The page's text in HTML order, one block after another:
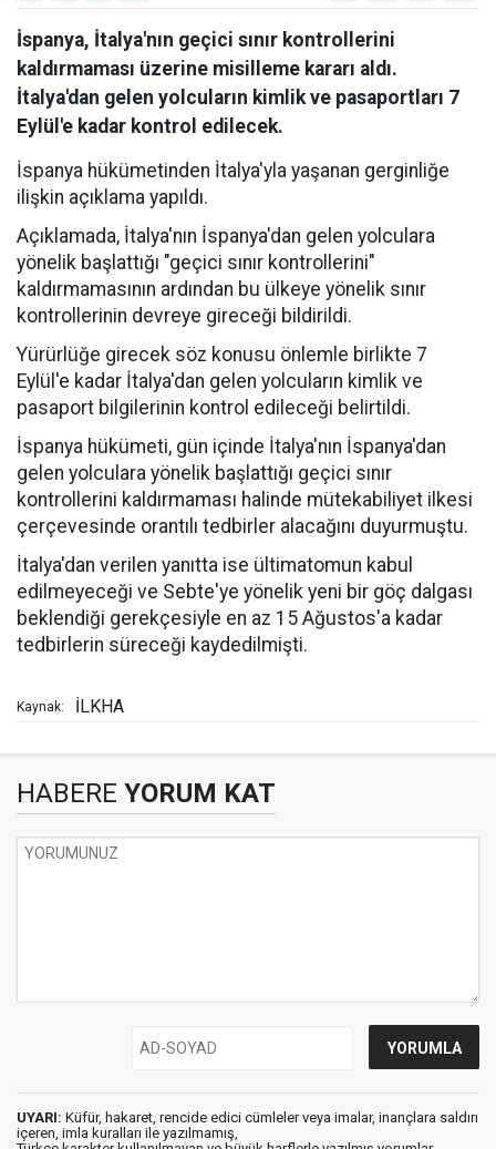
İspanya, İtalya'nın geçici sınır kontrollerini
kaldırmaması üzerine misilleme kararı aldı.
İtalya'dan gelen yolcuların kimlik ve pasaportları 7
Eylül'e kadar kontrol edilecek.
İspanya hükümetinden İtalya'yla yaşanan gerginliğe
ilişkin açıklama yapıldı.
Açıklamada, İtalya'nın İspanya'dan gelen yolculara
yönelik başlattığı "geçici sınır kontrollerini"
kaldırmamasının ardından bu ülkeye yönelik sınır
kontrollerinin devreye gireceği bildirildi.
Yürürlüğe girecek söz konusu önlemle birlikte 7
Eylül'e kadar İtalya'dan gelen yolcuların kimlik ve
pasaport bilgilerinin kontrol edileceği belirtildi.
İspanya hükümeti, gün içinde İtalya'nın İspanya'dan
gelen yolculara yönelik başlattığı geçici sınır
kontrollerini kaldırmaması halinde mütekabiliyet ilkesi
çerçevesinde orantılı tedbirler alacağını duyurmuştu.
İtalya'dan verilen yanıtta ise ültimatomun kabul
edilmeyeceği ve Sebte'ye yönelik yeni bir göç dalgası
beklendiği gerekçesiyle en az 15 Ağustos'a kadar
tedbirlerin süreceği kaydedilmişti.
Kaynak: İLKHA
HABERE YORUM KAT
UYARI: Küfür, hakaret, rencide edici cümleler veya imalar, inançlara saldırı
içeren, imla kuralları ile yazılmamış,